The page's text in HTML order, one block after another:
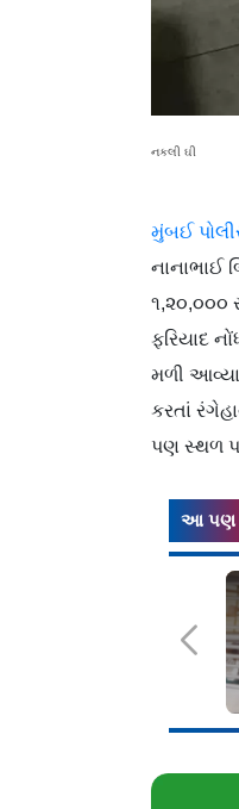
નકલી ઘી
મુંબઈ
નાનાભાઈ
૧,૨૦,૦૦૦
ફરિયાદ
મળી
કરતાં
પણ સ્થળ
આ પણ